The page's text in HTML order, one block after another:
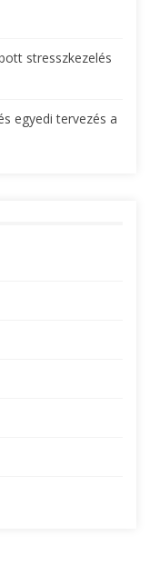
stresszkezelés
egyedi tervezés a